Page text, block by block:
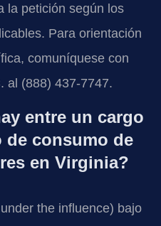
la petición según los
Para orientación
comuníquese con
al (888) 437-7747.
entre un cargo
de consumo de
en Virginia?
the influence) bajo